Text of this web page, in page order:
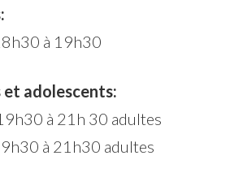
à 19h30
adolescents:
à 21h 30 adultes
à 21h30 adultes